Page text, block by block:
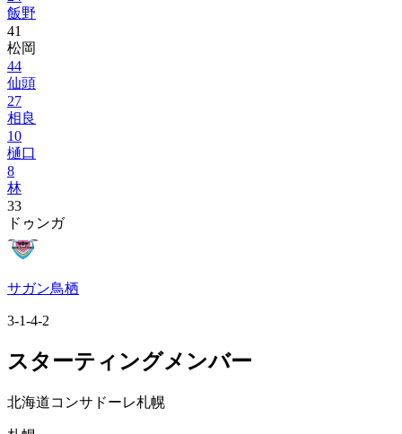
飯野
41
松岡
44
仙頭
27
相良
10
樋口
8
林
33
ドゥンガ
サガン鳥栖
3-1-4-2
スターティングメンバー
北海道コンサドーレ札幌